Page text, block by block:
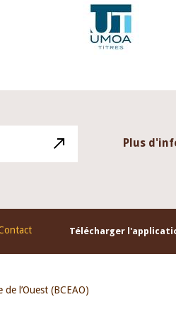
Plus
Télécharger
l’Ouest (BCEAO)